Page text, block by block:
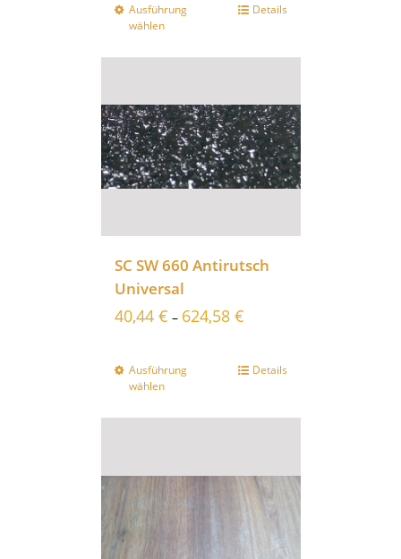
Ausführung
wählen
Details
SC SW 660 Antirutsch
Universal
40,44 € – 624,58 €
Ausführung
wählen
Details